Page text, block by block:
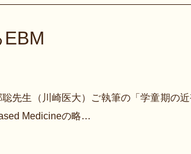
先生（川崎医大）ご執筆の「学童期の
Medicineの略…